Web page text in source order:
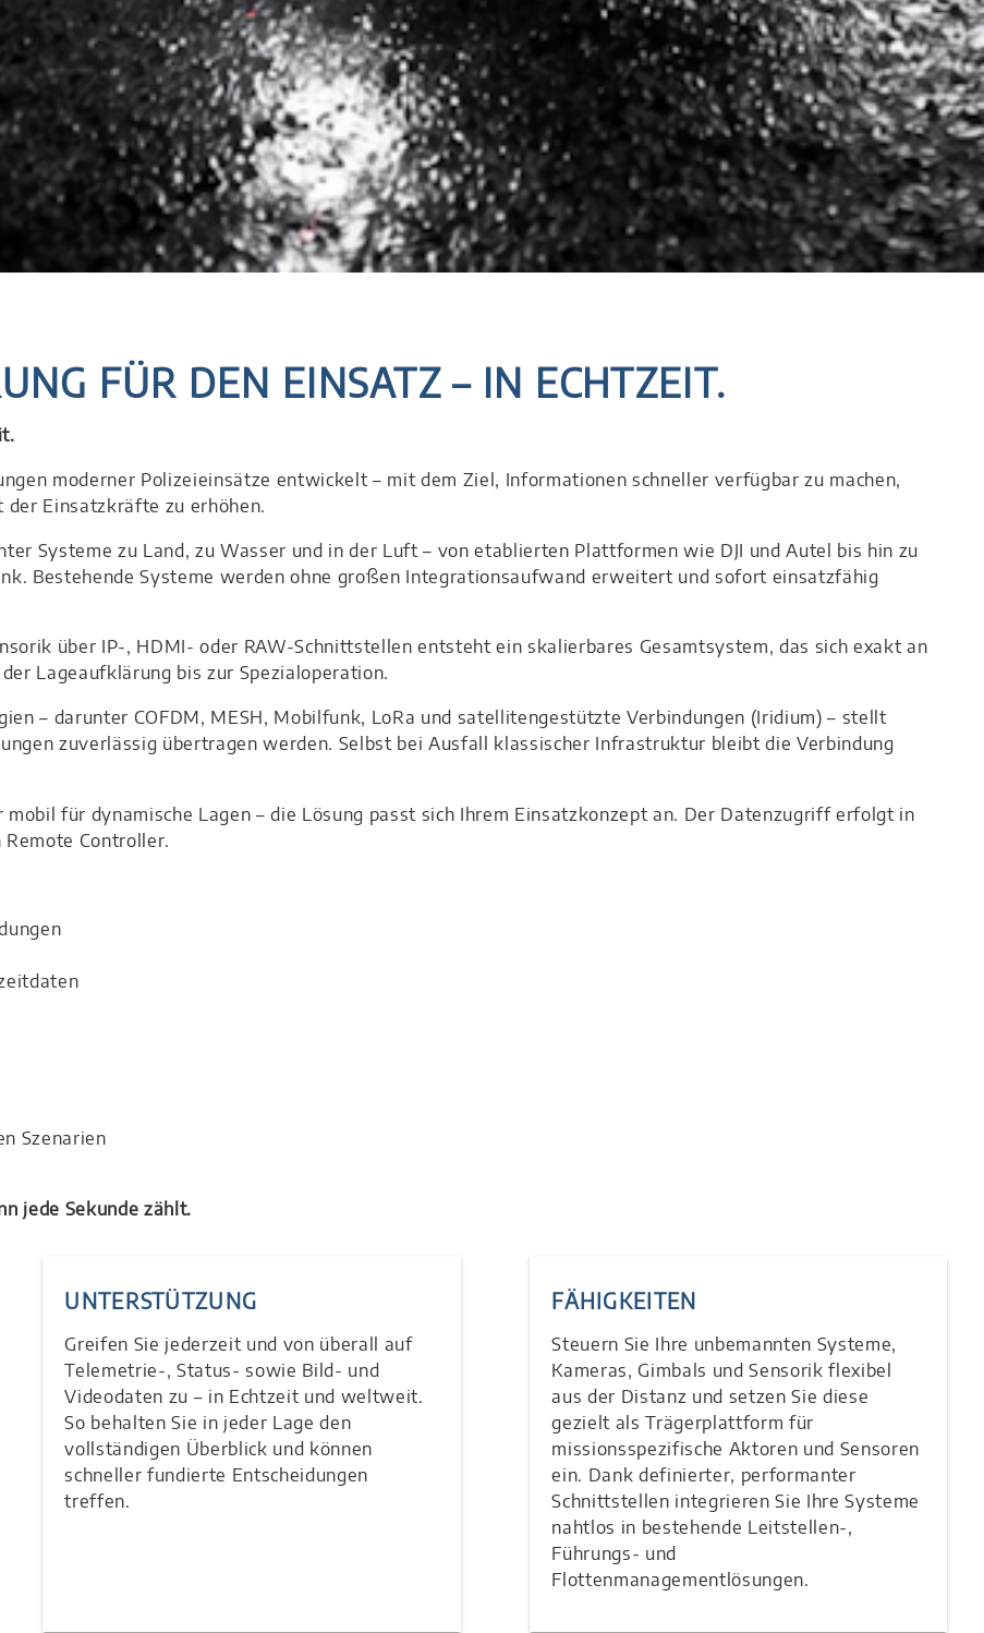
FÜR DEN EINSATZ – IN ECHTZEIT.
moderner Polizeieinsätze entwickelt – mit dem Ziel, Informationen schneller verfügbar zu machen,
der Einsatzkräfte zu erhöhen.
Systeme zu Land, zu Wasser und in der Luft – von etablierten Plattformen wie DJI und Autel bis hin zu
Bestehende Systeme werden ohne großen Integrationsaufwand erweitert und sofort einsatzfähig
über IP-, HDMI- oder RAW-Schnittstellen entsteht ein skalierbares Gesamtsystem, das sich exakt an
Lageaufklärung bis zur Spezialoperation.
– darunter COFDM, MESH, Mobilfunk, LoRa und satellitengestützte Verbindungen (Iridium) – stellt
zuverlässig übertragen werden. Selbst bei Ausfall klassischer Infrastruktur bleibt die Verbindung
für dynamische Lagen – die Lösung passt sich Ihrem Einsatzkonzept an. Der Datenzugriff erfolgt in
Controller.
Szenarien
jede Sekunde zählt.
UNTERSTÜTZUNG
Greifen Sie jederzeit und von überall auf
Telemetrie-, Status- sowie Bild- und
Videodaten zu – in Echtzeit und weltweit.
So behalten Sie in jeder Lage den
vollständigen Überblick und können
schneller fundierte Entscheidungen
treffen.
FÄHIGKEITEN
Steuern Sie Ihre unbemannten Systeme,
Kameras, Gimbals und Sensorik flexibel
aus der Distanz und setzen Sie diese
gezielt als Trägerplattform für
missionsspezifische Aktoren und Sensoren
ein. Dank definierter, performanter
Schnittstellen integrieren Sie Ihre Systeme
nahtlos in bestehende Leitstellen-,
Führungs- und
Flottenmanagementlösungen.